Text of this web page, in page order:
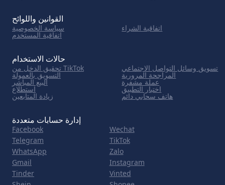
القوانين واللوائح
سياسة الخصوصية اتفاقية الشراء
اتفاقية المستخدم
حالات الاستخدام
تحقيق الدخل من TikTok تسويق وسائل التواصل الاجتماعي
التسويق بالعمولة المراجحة المرورية
البيع المباشر عملة مشفرة
استطلاع اختبار التطبيق
زيادة المتابعين هاتف سحابي دائم
إدارة حسابات متعددة
Facebook
Wechat
Telegram
TikTok
WhatsApp
Zalo
Gmail
Instagram
Tinder
Vinted